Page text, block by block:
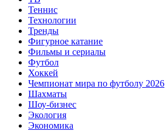
Теннис
Технологии
Тренды
Фигурное катание
Фильмы и сериалы
Футбол
Хоккей
Чемпионат мира по футболу 2026
Шахматы
Шоу-бизнес
Экология
Экономика